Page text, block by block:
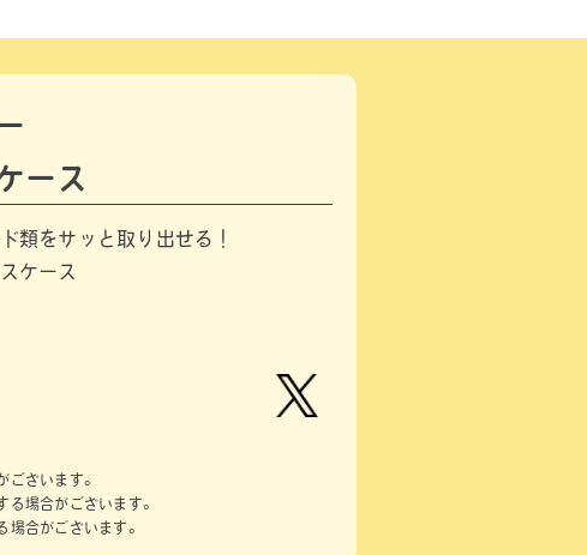
ース
類をサッと取り出せる！
ケース
ざいます。
場合がございます。
合がございます。